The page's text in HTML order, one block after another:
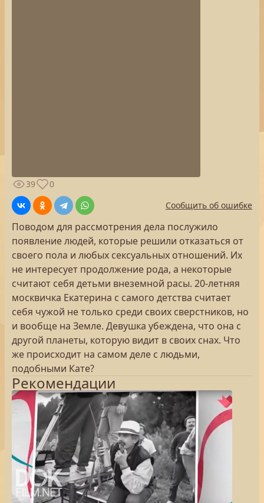
39
0
Сообщить об ошибке
Поводом для рассмотрения дела послужило
появление людей, которые решили отказаться от
своего пола и любых сексуальных отношений. Их
не интересует продолжение рода, а некоторые
считают себя детьми внеземной расы. 20-летняя
москвичка Екатерина с самого детства считает
себя чужой не только среди своих сверстников, но
и вообще на Земле. Девушка убеждена, что она с
другой планеты, которую видит в своих снах. Что
же происходит на самом деле с людьми,
подобными Кате?
Рекомендации